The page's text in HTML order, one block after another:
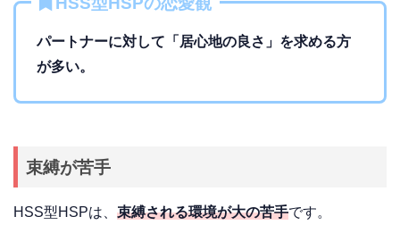
パートナーに対して「居心地の良さ」を求める方
が多い。
束縛が苦手
HSS型HSPは、 束縛される環境が大の苦手です。